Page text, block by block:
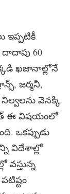
ఇప్పటికీ
60
ఖజానాల్లోనే
జర్మనీ,
వెనక్కి
ఈ విషయంలో
ఒకప్పుడు
విదేశాల్లో